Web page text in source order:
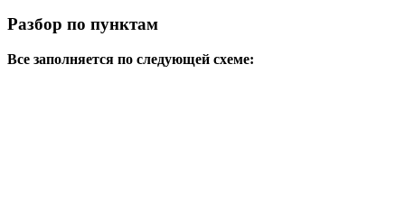
Разбор по пунктам
Все заполняется по следующей схеме: